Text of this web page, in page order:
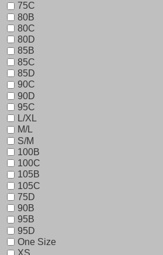
75C
80B
80C
80D
85B
85C
85D
90C
90D
95C
L/XL
M/L
S/M
100B
100C
105B
105C
75D
90B
95B
95D
One Size
XS